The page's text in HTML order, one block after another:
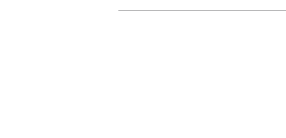
USS Iwo Jima y.